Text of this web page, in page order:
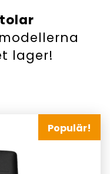
lager!
Populär!